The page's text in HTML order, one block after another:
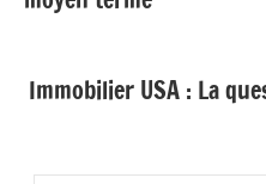
l’article
Immobilier USA : La